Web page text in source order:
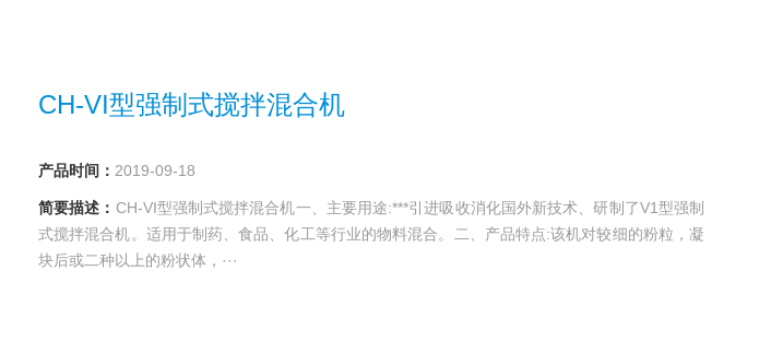
CH-VI型强制式搅拌混合机
产品时间： 2019-09-18
简要描述： CH-VI型强制式搅拌混合机一、主要用途:***引进吸收消化国外新技术、研制了V1型强制
式搅拌混合机。适用于制药、食品、化工等行业的物料混合。二、产品特点:该机对较细的粉粒，凝
块后或二种以上的粉状体，···